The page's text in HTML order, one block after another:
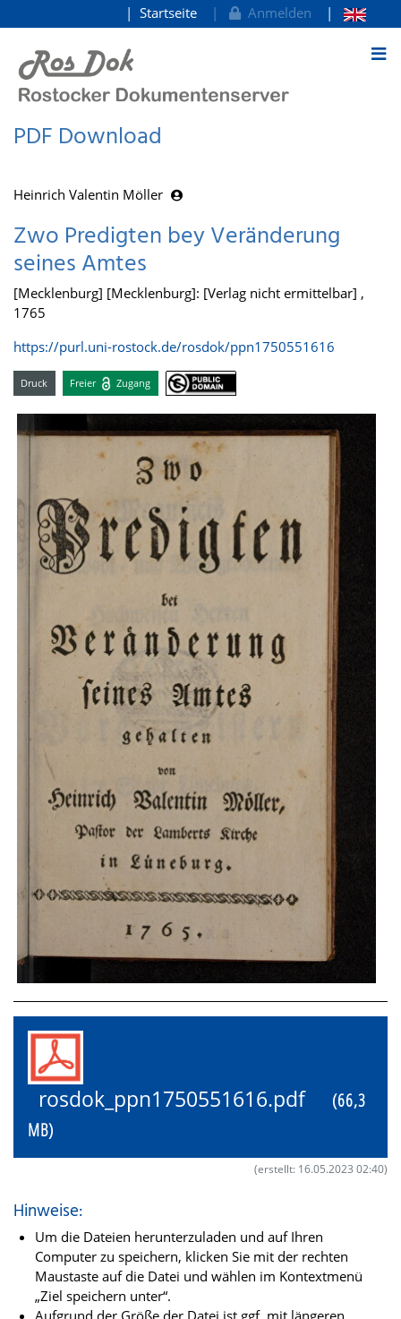
zum Inhalt
Startseite Anmelden
PDF Download
Heinrich Valentin Möller
Zwo Predigten bey Veränderung
seines Amtes
[Mecklenburg] [Mecklenburg]: [Verlag nicht ermittelbar] ,
1765
https://purl.uni-rostock.de/rosdok/ppn1750551616
Druck Freier Zugang
rosdok_ppn1750551616.pdf
(66,3
MB)
(erstellt: 16.05.2023 02:40)
Hinweise:
Um die Dateien herunterzuladen und auf Ihren
Computer zu speichern, klicken Sie mit der rechten
Maustaste auf die Datei und wählen im Kontextmenü
„Ziel speichern unter“.